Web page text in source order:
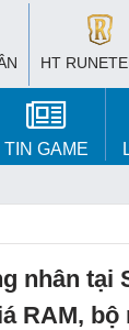
HT
TIN GAME
nhân tại
RAM, bộ